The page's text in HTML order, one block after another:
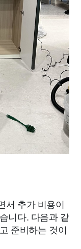
서 추가 비용이
니다. 다음과 같
준비하는 것이